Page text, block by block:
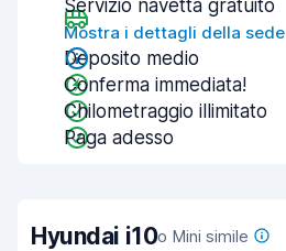
Servizio navetta gratuito
Mostra i dettagli della sede
Deposito medio
Conferma immediata!
Chilometraggio illimitato
Paga adesso
Hyundai i10o Mini simile